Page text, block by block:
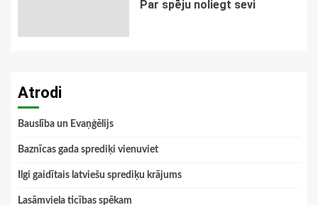
Par spēju noliegt sevi
Atrodi
Bauslība un Evaņģēlijs
Baznīcas gada sprediķi vienuviet
Ilgi gaidītais latviešu sprediķu krājums
Lasāmviela ticības spēkam